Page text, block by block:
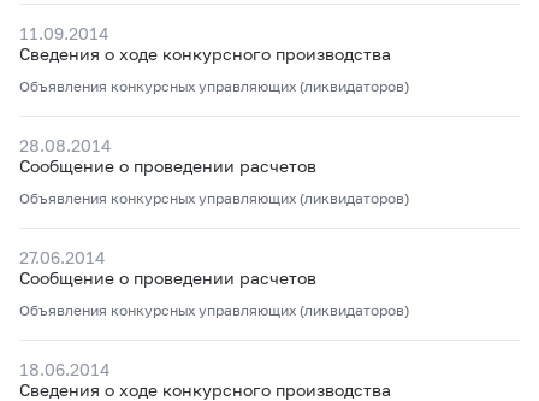
11.09.2014
Сведения о ходе конкурсного производства
Объявления конкурсных управляющих (ликвидаторов)
28.08.2014
Сообщение о проведении расчетов
Объявления конкурсных управляющих (ликвидаторов)
27.06.2014
Сообщение о проведении расчетов
Объявления конкурсных управляющих (ликвидаторов)
18.06.2014
Сведения о ходе конкурсного производства